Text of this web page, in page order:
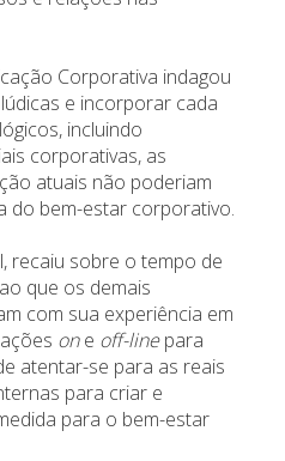
Corporativa indagou
e incorporar cada
incluindo
corporativas, as
atuais não poderiam
do bem-estar corporativo.
recaiu sobre o tempo de
que os demais
com sua experiência em
one off-linepara
atentar-se para as reais
para criar e
para o bem-estar